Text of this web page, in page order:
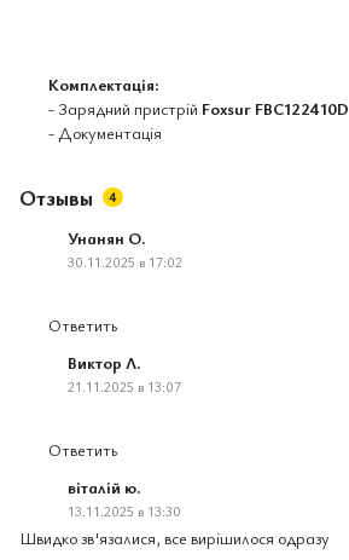
Комплектація:
- Зарядний пристрій Foxsur FBC122410D
- Документація
Отзывы 4
Унанян О.
30.11.2025 в 17:02
Ответить
Виктор Л.
21.11.2025 в 13:07
Ответить
віталій ю.
13.11.2025 в 13:30
Швидко зв'язалися, все вирішилося одразу